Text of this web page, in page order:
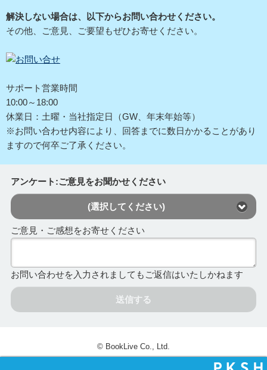
解決しない場合は、以下からお問い合わせください。
その他、ご意見、ご要望もぜひお寄せください。
サポート営業時間
10:00～18:00
休業日：土曜・当社指定日（GW、年末年始等）
※お問い合わせ内容により、回答までに数日かかることがあり
ますので何卒ご了承ください。
アンケート:ご意見をお聞かせください
(選択してください)
ご意見・ご感想をお寄せください
お問い合わせを入力されましてもご返信はいたしかねます
送信する
© BookLive Co., Ltd.